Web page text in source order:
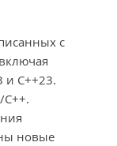
с
и C++23.
новые